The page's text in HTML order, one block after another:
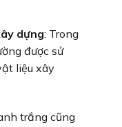
dựng: Trong
được sử
liệu xây
trắng cũng